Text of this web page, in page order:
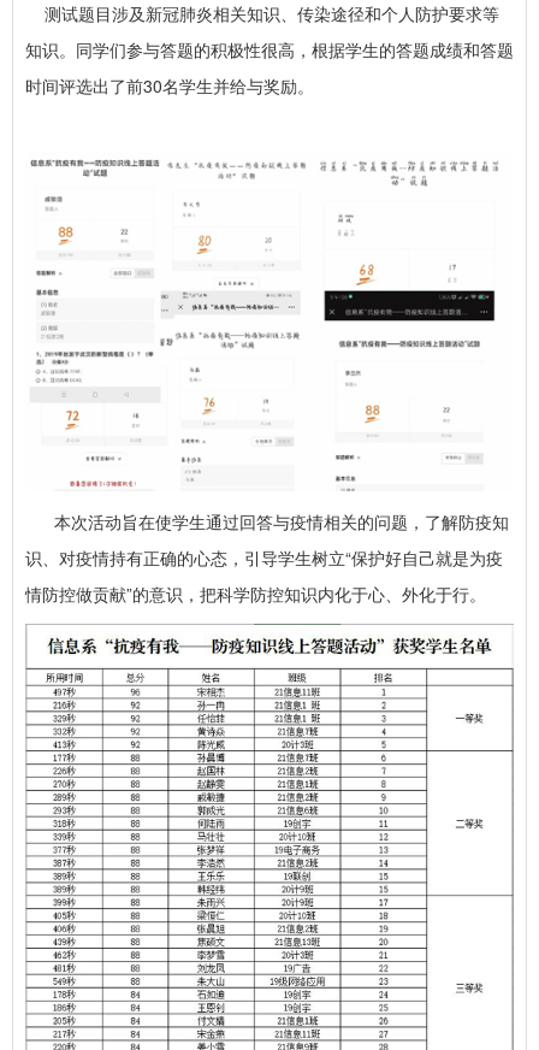
测试题目涉及新冠肺炎相关知识、传染途径和个人防护要求等
知识。同学们参与答题的积极性很高，根据学生的答题成绩和答题
时间评选出了前30名学生并给与奖励。
本次活动旨在使学生通过回答与疫情相关的问题，了解防疫知
识、对疫情持有正确的心态，引导学生树立“保护好自己就是为疫
情防控做贡献”的意识，把科学防控知识内化于心、外化于行。